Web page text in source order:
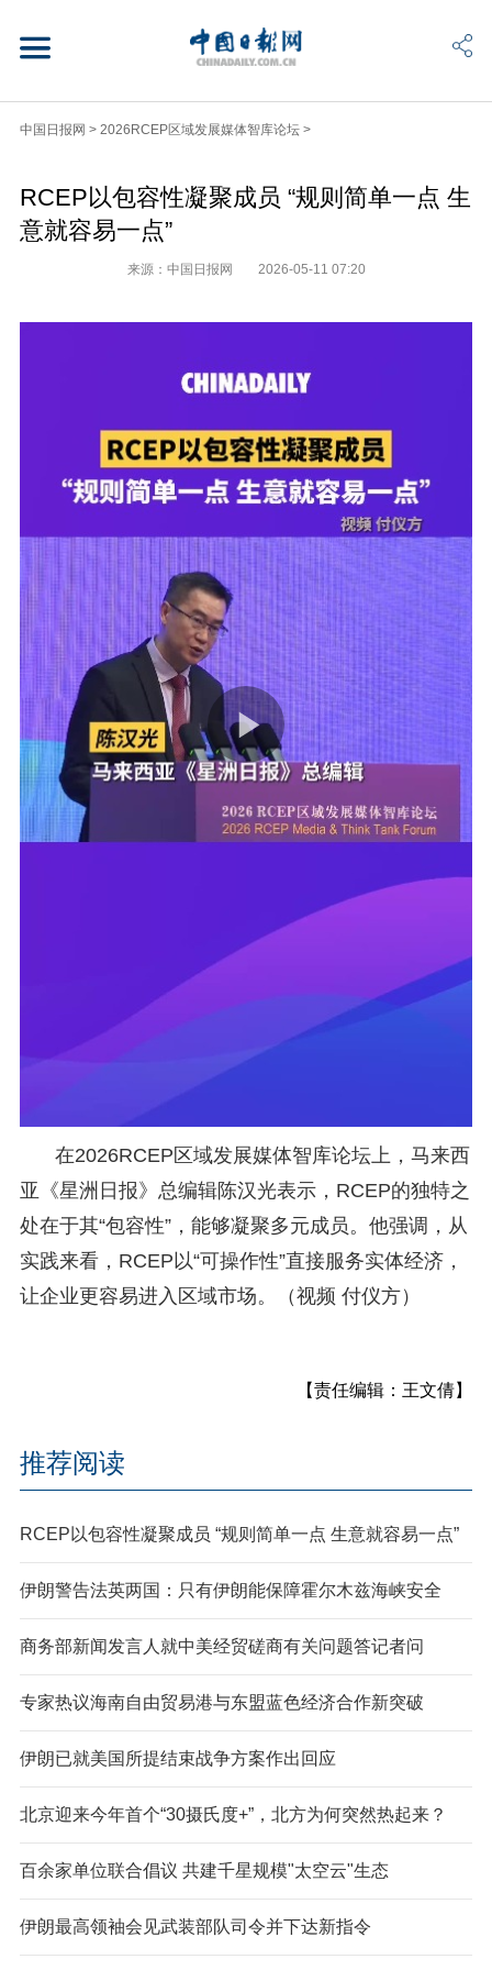
中国日报网 > 2026RCEP区域发展媒体智库论坛>
RCEP以包容性凝聚成员 “规则简单一点 生
意就容易一点”
来源：中国日报网 2026-05-11 07:20
在2026RCEP区域发展媒体智库论坛上，马来西
亚《星洲日报》总编辑陈汉光表示，RCEP的独特之
处在于其“包容性”，能够凝聚多元成员。他强调，从
实践来看，RCEP以“可操作性”直接服务实体经济，
让企业更容易进入区域市场。（视频 付仪方）
【责任编辑：王文倩】
推荐阅读
RCEP以包容性凝聚成员 “规则简单一点 生意就容易一点”
伊朗警告法英两国：只有伊朗能保障霍尔木兹海峡安全
商务部新闻发言人就中美经贸磋商有关问题答记者问
专家热议海南自由贸易港与东盟蓝色经济合作新突破
伊朗已就美国所提结束战争方案作出回应
北京迎来今年首个“30摄氏度+”，北方为何突然热起来？
百余家单位联合倡议 共建千星规模"太空云"生态
伊朗最高领袖会见武装部队司令并下达新指令